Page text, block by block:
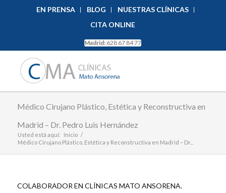
EN PRENSA BLOG
NUESTRAS CLÍNICAS
CITA ONLINE
Madrid: 628 67 84 77
Médico Cirujano Plástico, Estética y Reconstructiva en
Madrid – Dr. Pedro Luis Hernández
Usted está aquí: Inicio /
Médico Cirujano Plástico, Estética y Reconstructiva en Madrid – Dr...
COLABORADOR EN CLÍNICAS MATO ANSORENA.